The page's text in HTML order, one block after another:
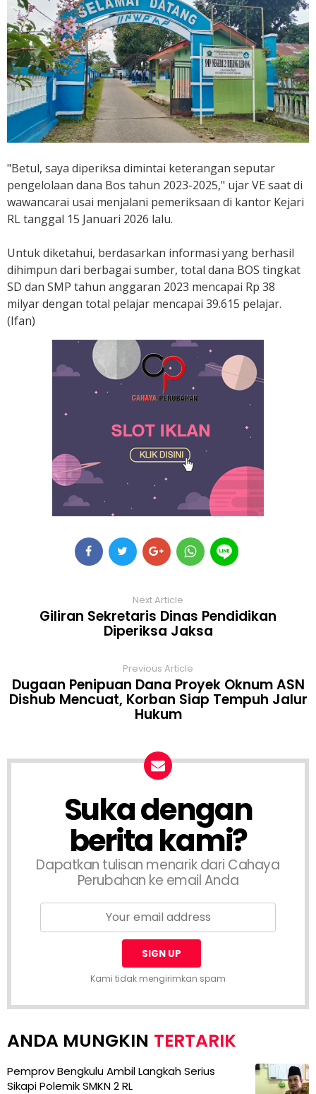
"Betul, saya diperiksa dimintai keterangan seputar
pengelolaan dana Bos tahun 2023-2025," ujar VE saat di
wawancarai usai menjalani pemeriksaan di kantor Kejari
RL tanggal 15 Januari 2026 lalu.
Untuk diketahui, berdasarkan informasi yang berhasil
dihimpun dari berbagai sumber, total dana BOS tingkat
SD dan SMP tahun anggaran 2023 mencapai Rp 38
milyar dengan total pelajar mencapai 39.615 pelajar.
(Ifan)
Next Article
Giliran Sekretaris Dinas Pendidikan
Diperiksa Jaksa
Previous Article
Dugaan Penipuan Dana Proyek Oknum ASN
Dishub Mencuat, Korban Siap Tempuh Jalur
Hukum
Suka dengan
berita kami?
Dapatkan tulisan menarik dari Cahaya
Perubahan ke email Anda
Kami tidak mengirimkan spam
TERTARIK
Pemprov Bengkulu Ambil Langkah Serius
Sikapi Polemik SMKN 2 RL